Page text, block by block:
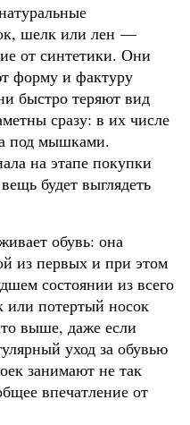
шелк или лен —
от синтетики. Они
форму и фактуру
быстро теряют вид
сразу: в их числе
под мышками.
на этапе покупки
будет выглядеть
обувь: она
из первых и при этом
состоянии из всего
потертый носок
выше, даже если
уход за обувью
занимают не так
впечатление от